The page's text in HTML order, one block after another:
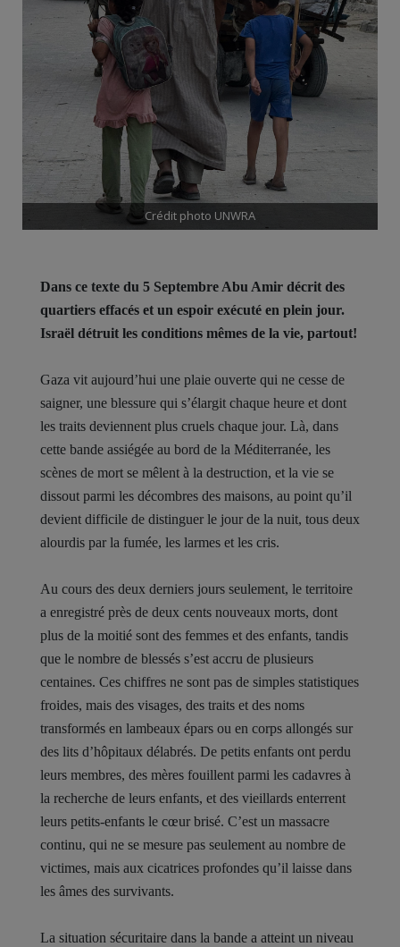
Crédit photo UNWRA
Dans ce texte du 5 Septembre Abu Amir décrit des
quartiers effacés et un espoir exécuté en plein jour.
Israël détruit les conditions mêmes de la vie, partout!
Gaza vit aujourd’hui une plaie ouverte qui ne cesse de
saigner, une blessure qui s’élargit chaque heure et dont
les traits deviennent plus cruels chaque jour. Là, dans
cette bande assiégée au bord de la Méditerranée, les
scènes de mort se mêlent à la destruction, et la vie se
dissout parmi les décombres des maisons, au point qu’il
devient difficile de distinguer le jour de la nuit, tous deux
alourdis par la fumée, les larmes et les cris.
Au cours des deux derniers jours seulement, le territoire
a enregistré près de deux cents nouveaux morts, dont
plus de la moitié sont des femmes et des enfants, tandis
que le nombre de blessés s’est accru de plusieurs
centaines. Ces chiffres ne sont pas de simples statistiques
froides, mais des visages, des traits et des noms
transformés en lambeaux épars ou en corps allongés sur
des lits d’hôpitaux délabrés. De petits enfants ont perdu
leurs membres, des mères fouillent parmi les cadavres à
la recherche de leurs enfants, et des vieillards enterrent
leurs petits-enfants le cœur brisé. C’est un massacre
continu, qui ne se mesure pas seulement au nombre de
victimes, mais aux cicatrices profondes qu’il laisse dans
les âmes des survivants.
La situation sécuritaire dans la bande a atteint un niveau